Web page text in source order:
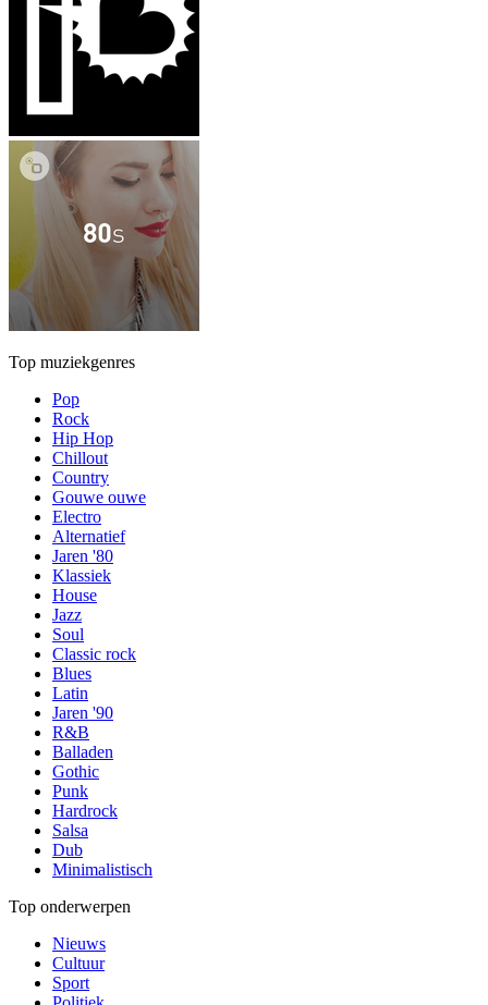
Top muziekgenres
Pop
Rock
Hip Hop
Chillout
Country
Gouwe ouwe
Electro
Alternatief
Jaren '80
Klassiek
House
Jazz
Soul
Classic rock
Blues
Latin
Jaren '90
R&B
Balladen
Gothic
Punk
Hardrock
Salsa
Dub
Minimalistisch
Top onderwerpen
Nieuws
Cultuur
Sport